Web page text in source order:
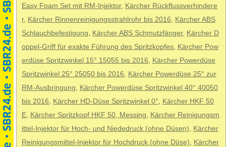
Easy Foam Set mit RM-Injektor, Kärcher Rückflussverhindere
r, Kärcher Rinnenreinigungsstrahlrohr bis 2016, Kärcher ABS
Schlauchbefestigung, Kärcher ABS Schmutzfänger, Kärcher D
oppel-Griff für exakte Führung des Spritzkopfes, Kärcher Pow
erdüse Spritzwinkel 15° 15055 bis 2016, Kärcher Powerdüse
Spritzwinkel 25° 25050 bis 2016, Kärcher Powerdüse 25° zur
RM-Ausbringung, Kärcher Powerdüse Spritzwinkel 40° 40050
bis 2016, Kärcher HD-Düse Spritzwinkel 0°, Kärcher HKF 50
E, Kärcher Spritzkopf HKF 50, Messing, Kärcher Reinigungsm
ittel-Injektor für Hoch- und Niededruck (ohne Düsen), Kärcher
Reinigungsmittel-Injektor für Hochdruck (ohne Düse), Kärcher